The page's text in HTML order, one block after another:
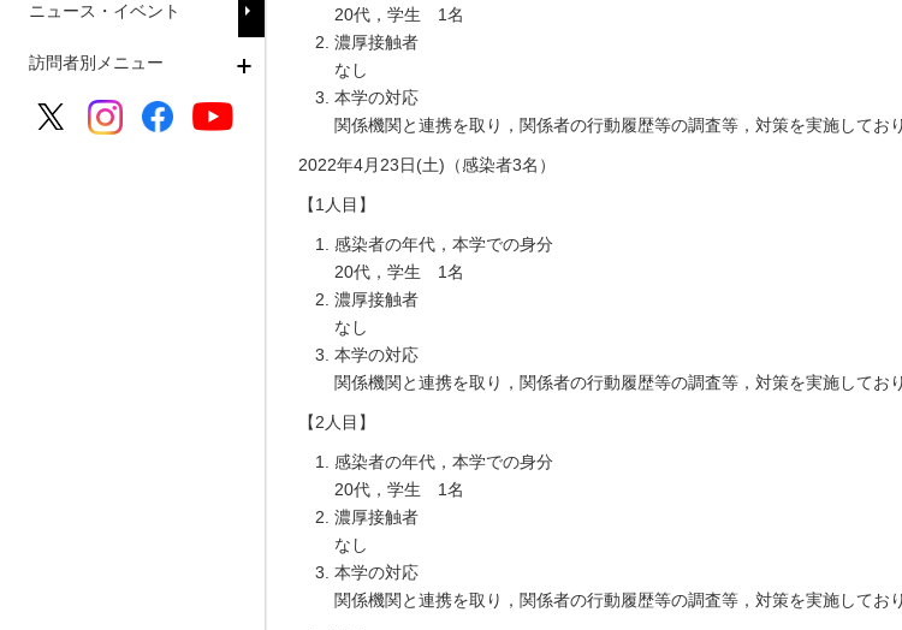
ニュース・イベント
訪問者別メニュー
20代，学生 1名
濃厚接触者
なし
本学の対応
関係機関と連携を取り，関係者の行動履歴等の調査等，対策を実施しており
2022年4月23日(土)（感染者3名）
【1人目】
感染者の年代，本学での身分
20代，学生 1名
濃厚接触者
なし
本学の対応
関係機関と連携を取り，関係者の行動履歴等の調査等，対策を実施しており
【2人目】
感染者の年代，本学での身分
20代，学生 1名
濃厚接触者
なし
本学の対応
関係機関と連携を取り，関係者の行動履歴等の調査等，対策を実施しており